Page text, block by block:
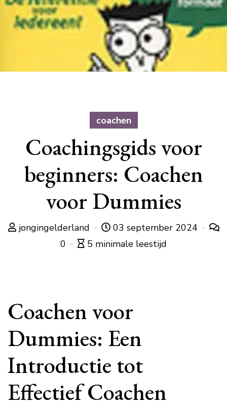
coachen
Coachingsgids voor
beginners: Coachen
voor Dummies
jongingelderland
03 september 2024
0
5 minimale leestijd
Coachen voor
Dummies: Een
Introductie tot
Effectief Coachen